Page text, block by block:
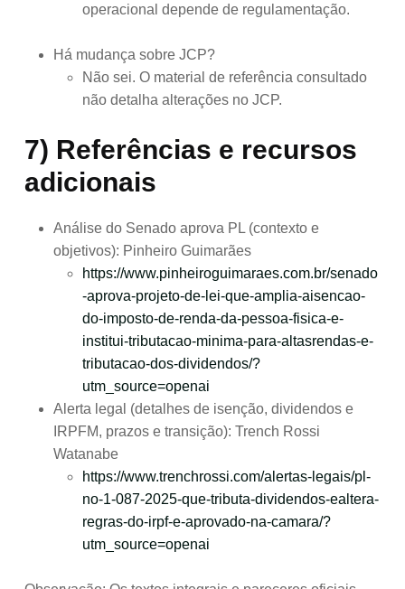
operacional depende de regulamentação.
Há mudança sobre JCP?
Não sei. O material de referência consultado
não detalha alterações no JCP.
7) Referências e recursos
adicionais
Análise do Senado aprova PL (contexto e
objetivos): Pinheiro Guimarães
https://www.pinheiroguimaraes.com.br/senado
-aprova-projeto-de-lei-que-amplia-aisencao-
do-imposto-de-renda-da-pessoa-fisica-e-
institui-tributacao-minima-para-altasrendas-e-
tributacao-dos-dividendos/?
utm_source=openai
Alerta legal (detalhes de isenção, dividendos e
IRPFM, prazos e transição): Trench Rossi
Watanabe
https://www.trenchrossi.com/alertas-legais/pl-
no-1-087-2025-que-tributa-dividendos-ealtera-
regras-do-irpf-e-aprovado-na-camara/?
utm_source=openai